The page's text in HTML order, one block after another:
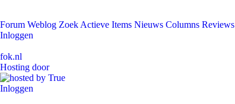
Forum Weblog Zoek Actieve Items Nieuws Columns Reviews
Inloggen
fok.nl
Hosting door
Inloggen